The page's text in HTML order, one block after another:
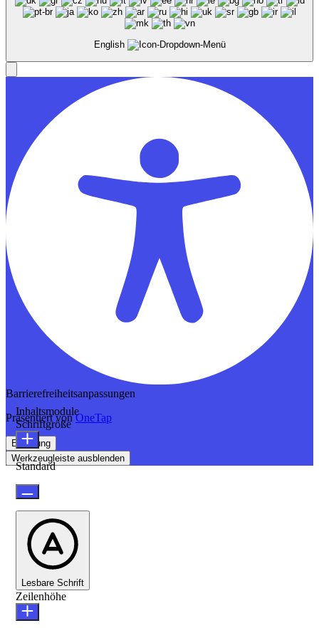
English
Barrierefreiheitsanpassungen
Präsentiert vonOneTap
Erklärung
Werkzeugleiste ausblenden
Inhaltsmodule
Schriftgröße
Standard
Lesbare Schrift
Zeilenhöhe